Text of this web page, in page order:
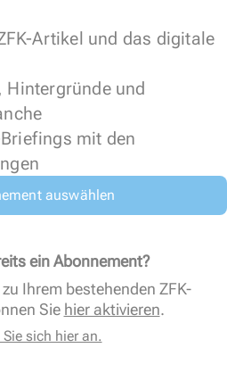
Artikel und das digitale
Hintergründe und
mit den
auswählen
ein Abonnement?
Ihrem bestehenden ZFK-
Sie hier aktivieren.
sich hier an.